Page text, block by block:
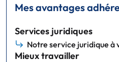
Mes avantages
Services juridiques
Notre service juridique à
Mieux travailler